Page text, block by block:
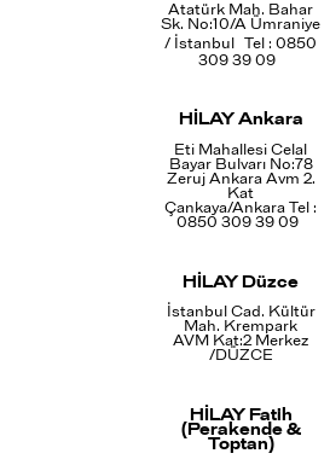
Atatürk Mah. Bahar
Sk. No:10/A Ümraniye
/ İstanbul Tel : 0850
309 39 09
HİLAY Ankara
Eti Mahallesi Celal
Bayar Bulvarı No:78
Zeruj Ankara Avm 2.
Kat
Çankaya/Ankara Tel :
0850 309 39 09
HİLAY Düzce
İstanbul Cad. Kültür
Mah. Krempark
AVM Kat:2 Merkez
/DÜZCE
HİLAY Fatih
(Perakende &
Toptan)